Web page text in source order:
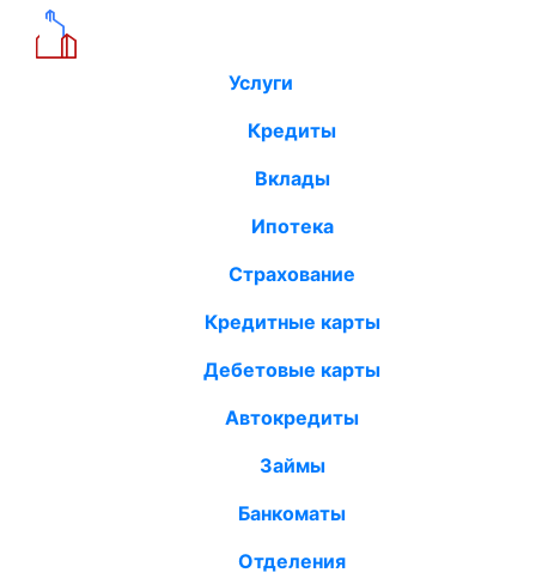
Услуги
Кредиты
Вклады
Ипотека
Страхование
Кредитные карты
Дебетовые карты
Автокредиты
Займы
Банкоматы
Отделения